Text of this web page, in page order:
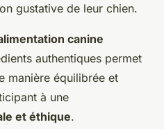
gustative de leur chien.
canine
authentiques permet
manière équilibrée et
à une
et éthique.